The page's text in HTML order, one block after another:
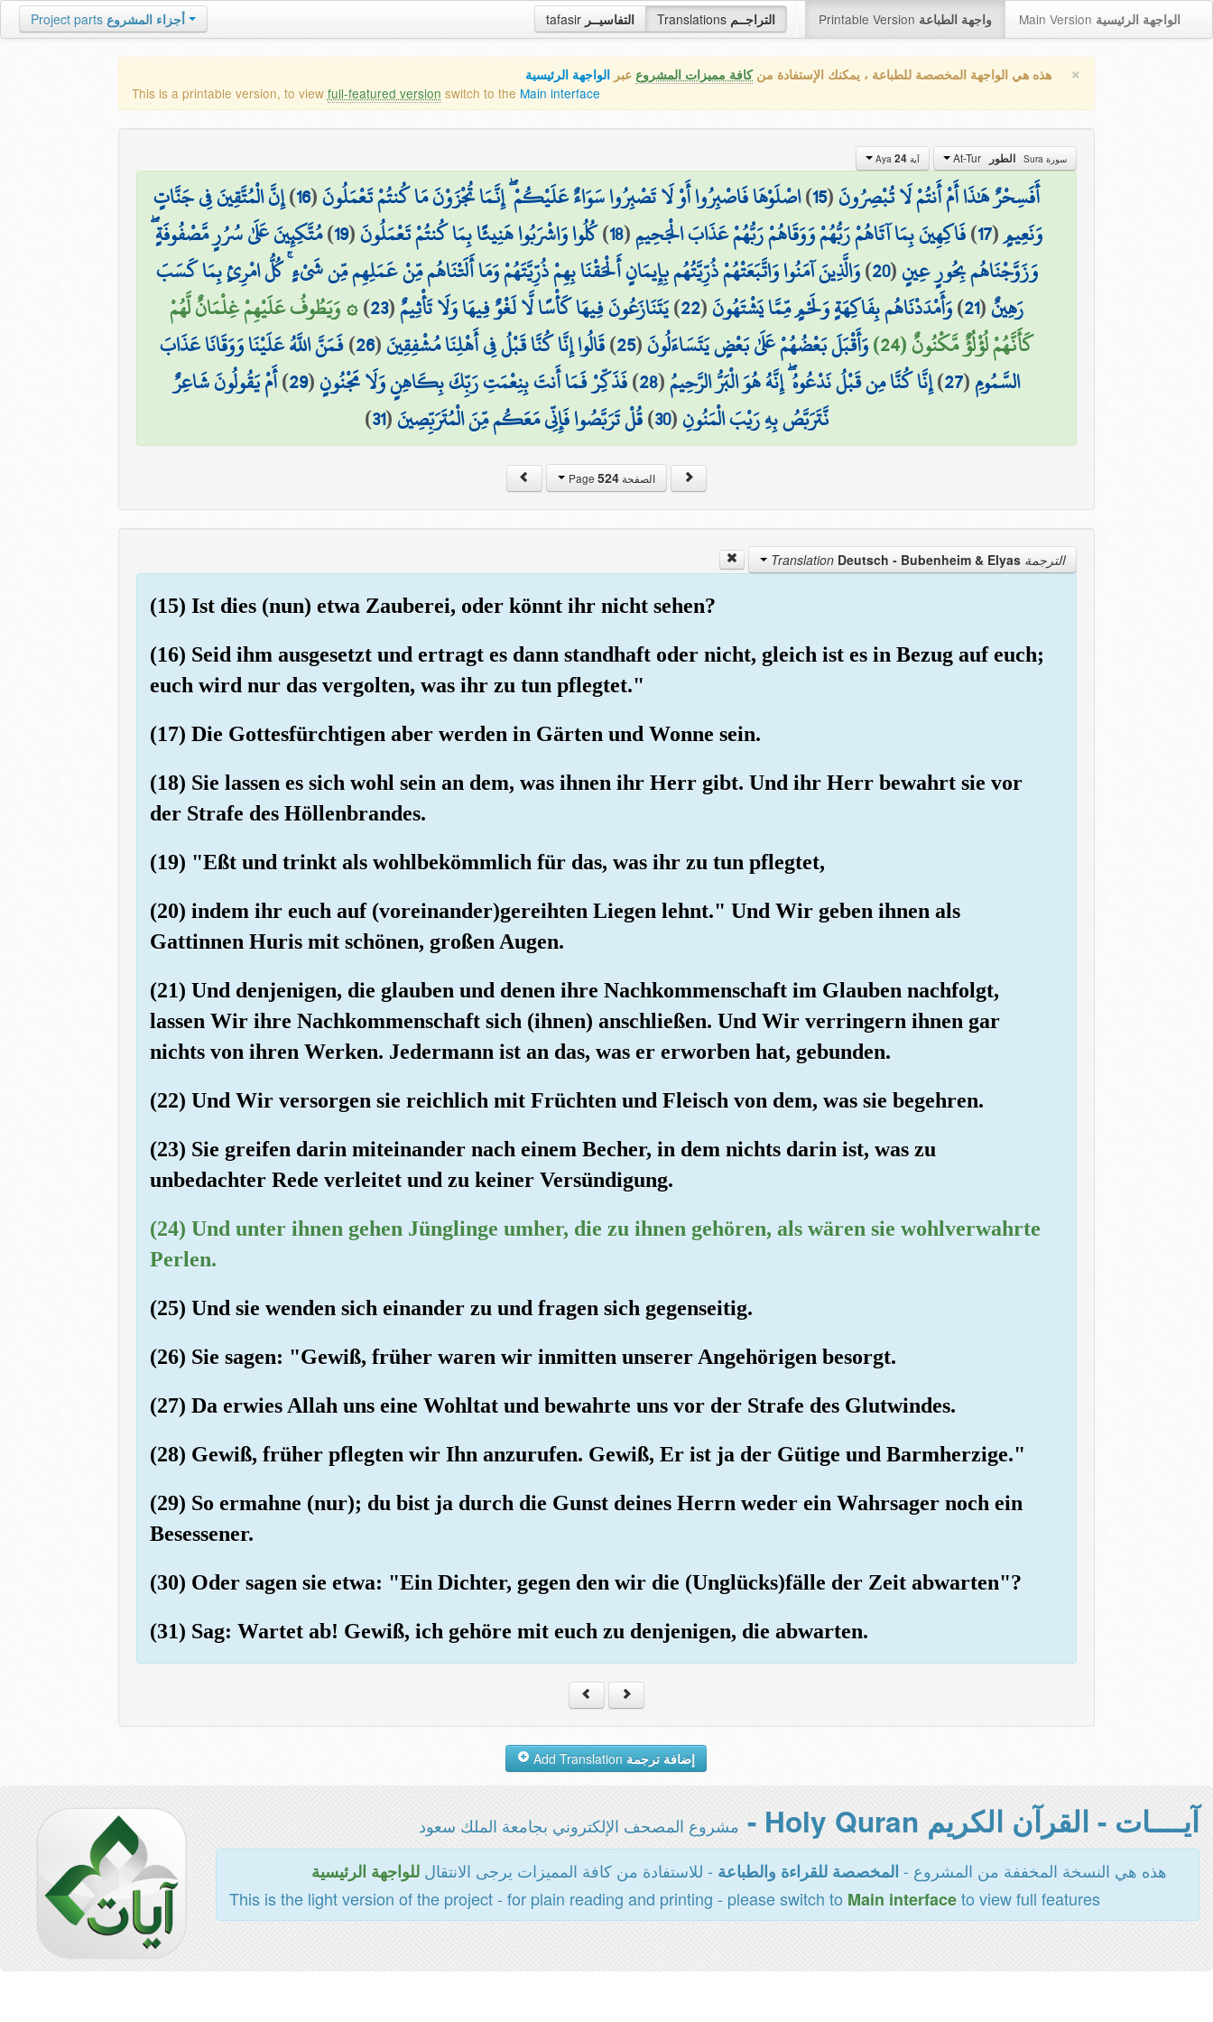
tafasir التفاسيــر Translations التراجــم Printable Version واجهة الطباعة Main Version الواجهة الرئيسية Project parts أجزاء المشروع
× هذه هي الواجهة المخصصة للطباعة ، يمكنك الإستفادة منكافة مميزات المشروع عبر الواجهة الرئيسية
This is a printable version, to view full-featured version switch to the Main interface
سورة Sura الطور آية Aya 24
أَفَسِحْرٌ هَٰذَا أَمْ أَنتُمْ لَا تُبْصِرُونَ(
15
)اصْلَوْهَا فَاصْبِرُوا أَوْ لَا تَصْبِرُوا سَوَاءٌ عَلَيْكُمْ ۖ إِنَّمَا تُجْزَوْنَ مَا كُنتُمْ تَعْمَلُونَ(
16
)إِنَّ الْمُتَّقِينَ فِي جَنَّاتٍ
وَنَعِيمٍ(
17
)فَاكِهِينَ بِمَا آتَاهُمْ رَبُّهُمْ وَوَقَاهُمْ رَبُّهُمْ عَذَابَ الْجَحِيمِ(
18
)كُلُوا وَاشْرَبُوا هَنِيئًا بِمَا كُنتُمْ تَعْمَلُونَ(
19
)مُتَّكِئِينَ عَلَىٰ سُرُرٍ مَّصْفُوفَةٍ ۖ
وَزَوَّجْنَاهُم بِحُورٍ عِينٍ(
20
)وَالَّذِينَ آمَنُوا وَاتَّبَعَتْهُمْ ذُرِّيَّتُهُم بِإِيمَانٍ أَلْحَقْنَا بِهِمْ ذُرِّيَّتَهُمْ وَمَا أَلَتْنَاهُم مِّنْ عَمَلِهِم مِّن شَيْءٍ ۚ كُلُّ امْرِئٍ بِمَا كَسَبَ
رَهِينٌ(
21
)وَأَمْدَدْنَاهُم بِفَاكِهَةٍ وَلَحْمٍ مِّمَّا يَشْتَهُونَ(
22
)يَتَنَازَعُونَ فِيهَا كَأْسًا لَّا لَغْوٌ فِيهَا وَلَا تَأْثِيمٌ(
23
)۞ وَيَطُوفُ عَلَيْهِمْ غِلْمَانٌ لَّهُمْ
كَأَنَّهُمْ لُؤْلُؤٌ مَّكْنُونٌ (24)
وَأَقْبَلَ بَعْضُهُمْ عَلَىٰ بَعْضٍ يَتَسَاءَلُونَ(
25
)قَالُوا إِنَّا كُنَّا قَبْلُ فِي أَهْلِنَا مُشْفِقِينَ(
26
)فَمَنَّ اللَّهُ عَلَيْنَا وَوَقَانَا عَذَابَ
السَّمُومِ(
27
)إِنَّا كُنَّا مِن قَبْلُ نَدْعُوهُ ۖ إِنَّهُ هُوَ الْبَرُّ الرَّحِيمُ(
28
)فَذَكِّرْ فَمَا أَنتَ بِنِعْمَتِ رَبِّكَ بِكَاهِنٍ وَلَا مَجْنُونٍ(
29
)أَمْ يَقُولُونَ شَاعِرٌ
نَّتَرَبَّصُ بِهِ رَيْبَ الْمَنُونِ(
30
)قُلْ تَرَبَّصُوا فَإِنِّي مَعَكُم مِّنَ الْمُتَرَبِّصِينَ(
31
)
الصفحة Page524
الترجمة Translation Deutsch - Bubenheim & Elyas
(15) Ist dies (nun) etwa Zauberei, oder könnt ihr nicht sehen?
(16) Seid ihm ausgesetzt und ertragt es dann standhaft oder nicht, gleich ist es in Bezug auf euch;
euch wird nur das vergolten, was ihr zu tun pflegtet."
(17) Die Gottesfürchtigen aber werden in Gärten und Wonne sein.
(18) Sie lassen es sich wohl sein an dem, was ihnen ihr Herr gibt. Und ihr Herr bewahrt sie vor
der Strafe des Höllenbrandes.
(19) "Eßt und trinkt als wohlbekömmlich für das, was ihr zu tun pflegtet,
(20) indem ihr euch auf (voreinander)gereihten Liegen lehnt." Und Wir geben ihnen als
Gattinnen Huris mit schönen, großen Augen.
(21) Und denjenigen, die glauben und denen ihre Nachkommenschaft im Glauben nachfolgt,
lassen Wir ihre Nachkommenschaft sich (ihnen) anschließen. Und Wir verringern ihnen gar
nichts von ihren Werken. Jedermann ist an das, was er erworben hat, gebunden.
(22) Und Wir versorgen sie reichlich mit Früchten und Fleisch von dem, was sie begehren.
(23) Sie greifen darin miteinander nach einem Becher, in dem nichts darin ist, was zu
unbedachter Rede verleitet und zu keiner Versündigung.
(24) Und unter ihnen gehen Jünglinge umher, die zu ihnen gehören, als wären sie wohlverwahrte
Perlen.
(25) Und sie wenden sich einander zu und fragen sich gegenseitig.
(26) Sie sagen: "Gewiß, früher waren wir inmitten unserer Angehörigen besorgt.
(27) Da erwies Allah uns eine Wohltat und bewahrte uns vor der Strafe des Glutwindes.
(28) Gewiß, früher pflegten wir Ihn anzurufen. Gewiß, Er ist ja der Gütige und Barmherzige."
(29) So ermahne (nur); du bist ja durch die Gunst deines Herrn weder ein Wahrsager noch ein
Besessener.
(30) Oder sagen sie etwa: "Ein Dichter, gegen den wir die (Unglücks)fälle der Zeit abwarten"?
(31) Sag: Wartet ab! Gewiß, ich gehöre mit euch zu denjenigen, die abwarten.
إضافة ترجمة
آيــــات - القرآن الكريم Holy Quran - مشروع المصحف الإلكتروني بجامعة الملك سعود
هذه هي النسخة المخففة من المشروع - المخصصة للقراءة والطباعة - للاستفادة من كافة المميزات يرجى الانتقالللواجهة الرئيسية
This is the light version of the project - for plain reading and printing - please switch to Main interfaceto view full features